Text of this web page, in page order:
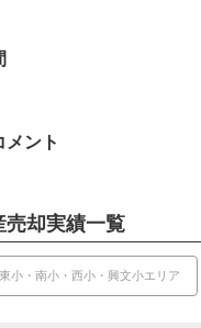
ント
売却実績一覧
小・南小・西小・興文小エリア